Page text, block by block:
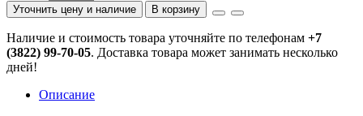
В корзину
Уточнить цену и наличие
Наличие и стоимость товара уточняйте по телефонам +7
(3822) 99-70-05. Доставка товара может занимать несколько
дней!
Описание